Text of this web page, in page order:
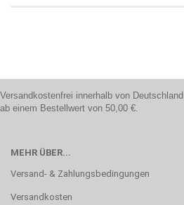
Versandkostenfrei innerhalb von Deutschland
ab einem Bestellwert von 50,00 €.
MEHR ÜBER...
Versand- & Zahlungsbedingungen
Versandkosten